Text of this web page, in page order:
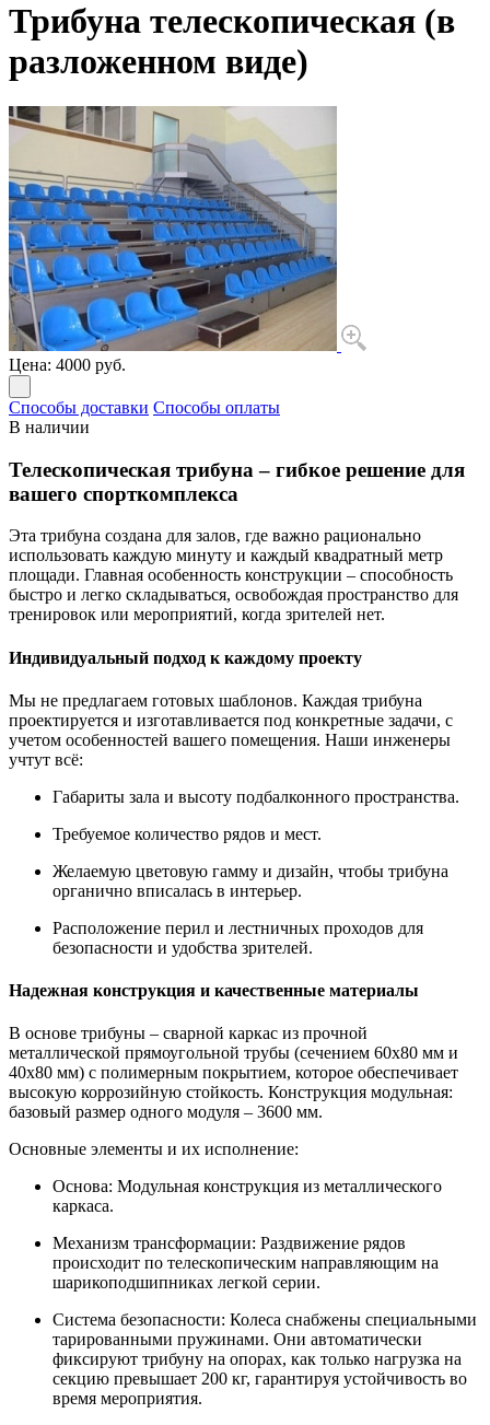
Трибуна телескопическая (в
разложенном виде)
Цена: 4000 руб.
Способы доставки Способы оплаты
В наличии
Телескопическая трибуна – гибкое решение для
вашего спорткомплекса
Эта трибуна создана для залов, где важно рационально
использовать каждую минуту и каждый квадратный метр
площади. Главная особенность конструкции – способность
быстро и легко складываться, освобождая пространство для
тренировок или мероприятий, когда зрителей нет.
Индивидуальный подход к каждому проекту
Мы не предлагаем готовых шаблонов. Каждая трибуна
проектируется и изготавливается под конкретные задачи, с
учетом особенностей вашего помещения. Наши инженеры
учтут всё:
Габариты зала и высоту подбалконного пространства.
Требуемое количество рядов и мест.
Желаемую цветовую гамму и дизайн, чтобы трибуна
органично вписалась в интерьер.
Расположение перил и лестничных проходов для
безопасности и удобства зрителей.
Надежная конструкция и качественные материалы
В основе трибуны – сварной каркас из прочной
металлической прямоугольной трубы (сечением 60х80 мм и
40х80 мм) с полимерным покрытием, которое обеспечивает
высокую коррозийную стойкость. Конструкция модульная:
базовый размер одного модуля – 3600 мм.
Основные элементы и их исполнение:
Основа: Модульная конструкция из металлического
каркаса.
Механизм трансформации: Раздвижение рядов
происходит по телескопическим направляющим на
шарикоподшипниках легкой серии.
Система безопасности: Колеса снабжены специальными
тарированными пружинами. Они автоматически
фиксируют трибуну на опорах, как только нагрузка на
секцию превышает 200 кг, гарантируя устойчивость во
время мероприятия.